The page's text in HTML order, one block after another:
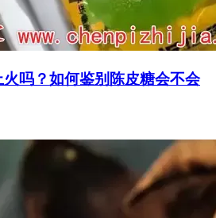
火吗？如何鉴别陈皮糖会不会